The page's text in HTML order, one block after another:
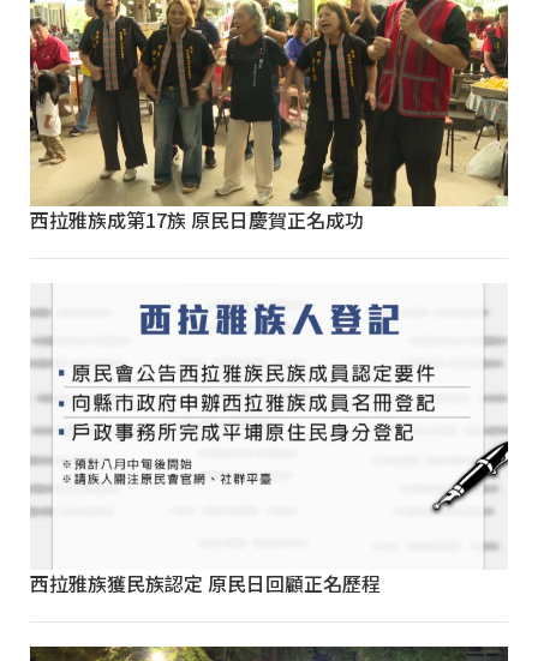
西拉雅族成第17族 原民日慶賀正名成功
西拉雅族獲民族認定 原民日回顧正名歷程